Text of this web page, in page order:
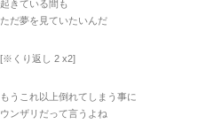
起きている間も
ただ夢を見ていたいんだ
[※くり返し 2 x2]
もうこれ以上倒れてしまう事に
ウンザリだって言うよね